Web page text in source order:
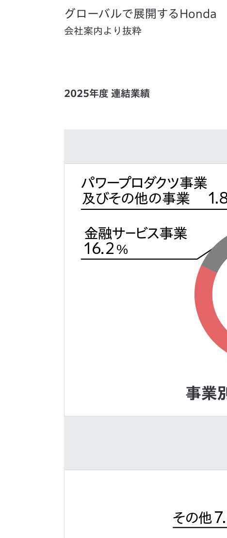
グローバルで展開するHonda
会社案内より抜粋
2025年度 連結業績